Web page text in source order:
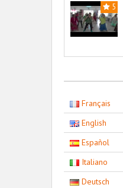
5
Français
English
Español
Italiano
Deutsch